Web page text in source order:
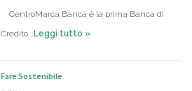
CentroMarca Banca è la prima Banca di
Credito …Leggi tutto »
Fare Sostenibile